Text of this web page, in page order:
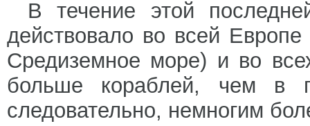
В течение этой
действовало во всей
Средиземное море) и во
больше кораблей, чем в
следовательно, немногим